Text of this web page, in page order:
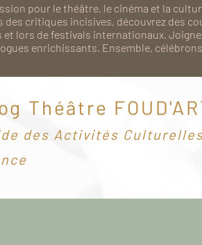
pour le théâtre, le cinéma et la
des critiques incisives, découvrez des
et lors de festivals internationaux.
enrichissants. Ensemble,
Théâtre
des Activités